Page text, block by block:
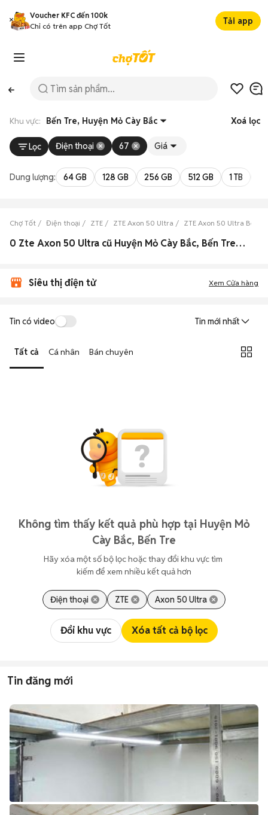
Voucher KFC đến 100k
Chỉ có trên app Chợ Tốt
Tải app
Khu vực: Bến Tre, Huyện Mỏ Cày Bắc Xoá lọc
Lọc Điện thoại 67 Giá
Dung lượng: 64 GB 128 GB 256 GB 512 GB 1 TB
Chợ Tốt Điện thoại ZTE ZTE Axon 50 Ultra ZTE Axon 50 Ultra Bến
0 Zte Axon 50 Ultra cũ Huyện Mỏ Cày Bắc, Bến Tre đẹp
Siêu thị điện tử Xem Cửa hàng
Tin có video Tin mới nhất
Tất cả Cá nhân Bán chuyên
Không tìm thấy kết quả phù hợp tại Huyện Mỏ
Cày Bắc, Bến Tre
Hãy xóa một số bộ lọc hoặc thay đổi khu vực tìm
kiếm để xem nhiều kết quả hơn
Điện thoại ZTE Axon 50 Ultra
Đổi khu vực Xóa tất cả bộ lọc
Tin đăng mới